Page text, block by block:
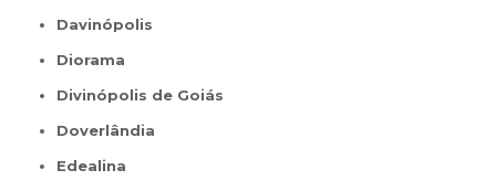
Davinópolis
Diorama
Divinópolis de Goiás
Doverlândia
Edealina